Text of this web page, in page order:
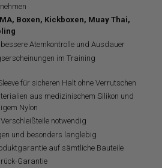
Boxen, Kickboxen, Muay Thai,
Atemkontrolle und Ausdauer
im Training
für sicheren Halt ohne Verrutschen
aus medizinischem Silikon und
Nylon
notwendig
und besonders langlebig
auf sämtliche Bauteile
Garantie